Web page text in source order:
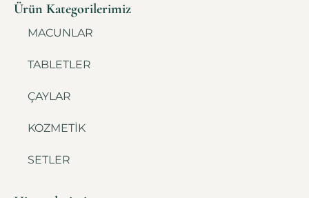
Ürün Kategorilerimiz
MACUNLAR
TABLETLER
ÇAYLAR
KOZMETİK
SETLER